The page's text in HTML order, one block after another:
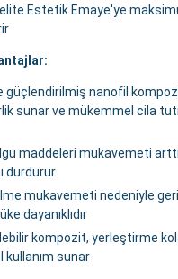
Estetik Emaye'ye
güçlendirilmiş nanofil
sunar ve mükemmel cila
maddeleri mukavemeti
durdurur
mukavemeti nedeniyle
dayanıklıdır
kompozit, yerleştirme
kullanım sunar